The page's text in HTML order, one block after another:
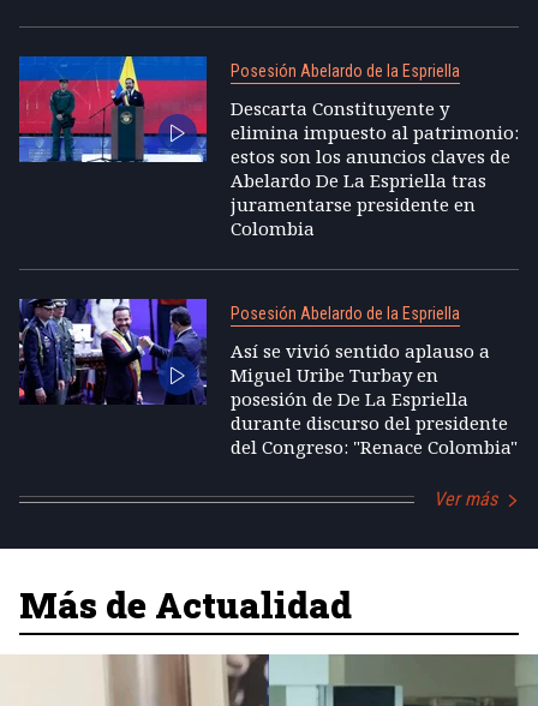
Posesión Abelardo de la Espriella
Descarta Constituyente y
elimina impuesto al patrimonio:
estos son los anuncios claves de
Abelardo De La Espriella tras
juramentarse presidente en
Colombia
Posesión Abelardo de la Espriella
Así se vivió sentido aplauso a
Miguel Uribe Turbay en
posesión de De La Espriella
durante discurso del presidente
del Congreso: "Renace Colombia"
Ver más
Más de Actualidad